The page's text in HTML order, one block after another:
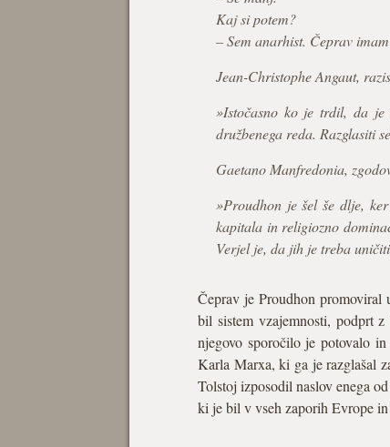
Kaj si potem?
– Sem anarhist. Čeprav
Jean-Christophe Angaut,
»Istočasno ko je trdil, da
družbenega reda. Razglasiti
Gaetano Manfredonia,
»Proudhon je šel še dlje,
kapitala in religiozno
Verjel je, da jih je treba
Čeprav je Proudhon promoviral
bil sistem vzajemnosti, podprt
njegovo sporočilo je potovalo
Karla Marxa, ki ga je razglašal
Tolstoj izposodil naslov enega
ki je bil v vseh zaporih Evrope